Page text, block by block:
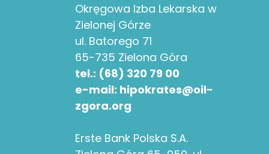
Okręgowa Izba Lekarska w
Zielonej Górze
ul. Batorego 71
65-735 Zielona Góra
tel.: (68) 320 79 00
e-mail: hipokrates@oil-
zgora.org
Erste Bank Polska S.A.